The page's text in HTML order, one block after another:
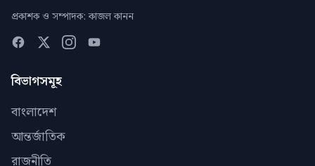
প্রকাশক ও সম্পাদক: কাজল কানন
বিভাগসমূহ
বাংলাদেশ
আন্তর্জাতিক
রাজনীতি